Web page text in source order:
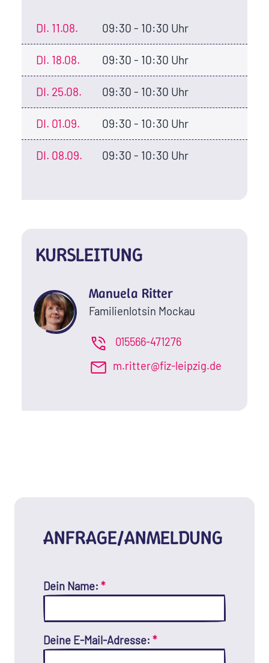
DI. 11.08. 09:30 - 10:30 Uhr
DI. 18.08. 09:30 - 10:30 Uhr
DI. 25.08. 09:30 - 10:30 Uhr
DI. 01.09. 09:30 - 10:30 Uhr
DI. 08.09. 09:30 - 10:30 Uhr
KURSLEITUNG
Manuela Ritter
Familienlotsin Mockau
015566-471276
m.ritter@fiz-leipzig.de
ANFRAGE/ANMELDUNG
Dein Name: *
Deine E-Mail-Adresse: *